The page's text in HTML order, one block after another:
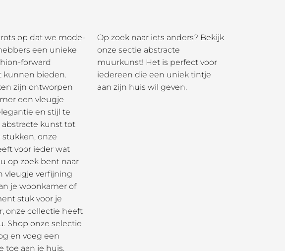
op dat we mode-
een unieke
forward
kunnen bieden.
zijn ontworpen
een vleugje
en stijl te
abstracte kunst tot
onze
voor ieder wat
op zoek bent naar
vleugje verfijning
je woonkamer of
stuk voor je
onze collectie heeft
Shop onze selectie
en voeg een
toe aan je huis.
Op zoek naar iets anders? Bekijk
onze sectie abstracte
muurkunst! Het is perfect voor
iedereen die een uniek tintje
aan zijn huis wil geven.